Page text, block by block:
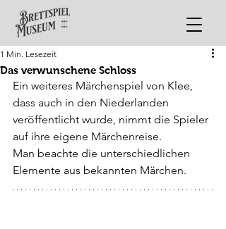
Das verwunschene Schloss
1 Min. Lesezeit
Ein weiteres Märchenspiel von Klee,
dass auch in den Niederlanden
veröffentlicht wurde, nimmt die Spieler
auf ihre eigene Märchenreise.
Man beachte die unterschiedlichen
Elemente aus bekannten Märchen.